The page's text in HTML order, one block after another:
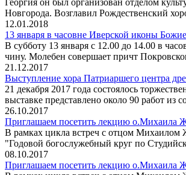
Георгия он был организован отделом
Новгорода. Возглавил Рождественский
12.01.2018
13 января в часовне Иверской иконы
В субботу 13 января с 12.00 до 14.00 в
чину. Молебен совершает причт
21.12.2017
Выступление хора Патриаршего центра
21 декабря 2017 года состоялось
выставке представлено около 90 работ из
26.10.2017
Приглашаем посетить лекцию о.Михаила
В рамках цикла встреч с отцом Михаилом
"Годовой богослужебный круг по
08.10.2017
Приглашаем посетить лекцию о.Михаила